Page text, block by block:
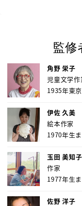
監修
角野 栄子
児童文学作
1935年東
伊佐 久美
絵本作家
1970年生
玉田 美知子
作家
1977年生
佐野 洋子